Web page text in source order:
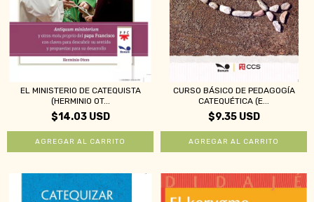
EL MINISTERIO DE CATEQUISTA
(HERMINIO OT...
$14.03 USD
CURSO BÁSICO DE PEDAGOGÍA
CATEQUÉTICA (E...
$9.35 USD